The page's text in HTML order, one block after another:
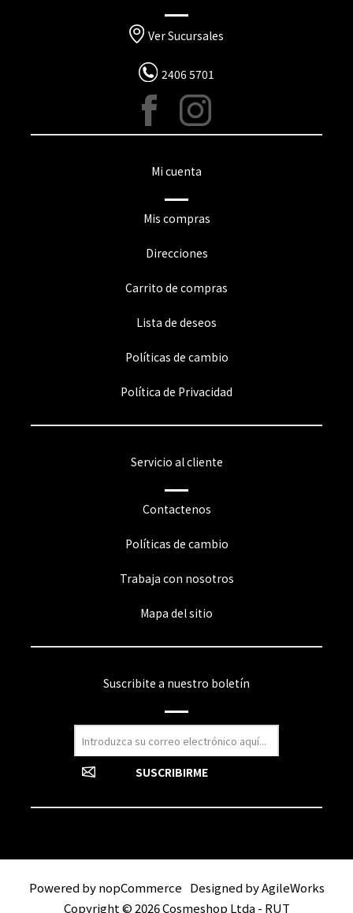
Ver Sucursales
2406 5701
Mi cuenta
Mis compras
Direcciones
Carrito de compras
Lista de deseos
Políticas de cambio
Política de Privacidad
Servicio al cliente
Contactenos
Políticas de cambio
Trabaja con nosotros
Mapa del sitio
Suscribite a nuestro boletín
Powered bynopCommerce Designed byAgileWorks
Copyright © 2026 Cosmeshop Ltda - RUT